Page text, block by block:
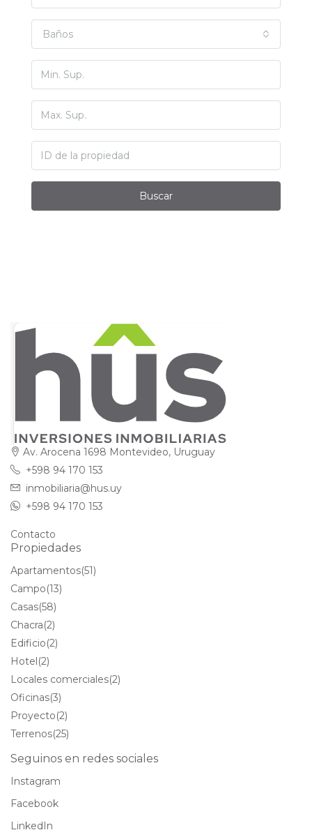
Baños
Buscar
Av. Arocena 1698 Montevideo, Uruguay
+598 94 170 153
inmobiliaria@hus.uy
+598 94 170 153
Contacto
Propiedades
Apartamentos(51)
Campo(13)
Casas(58)
Chacra(2)
Edificio(2)
Hotel(2)
Locales comerciales(2)
Oficinas(3)
Proyecto(2)
Terrenos(25)
Seguinos en redes sociales
Instagram
Facebook
LinkedIn